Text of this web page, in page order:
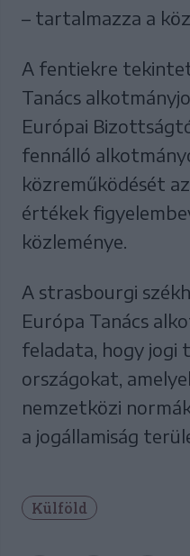
– tartalmazza a
A fentiekre
Tanács
Európai
fennálló
közreműködését
értékek
közleménye.
A strasbourgi
Európa Tanács
feladata, hogy jogi
országokat,
nemzetközi
a jogállamiság
Külföld